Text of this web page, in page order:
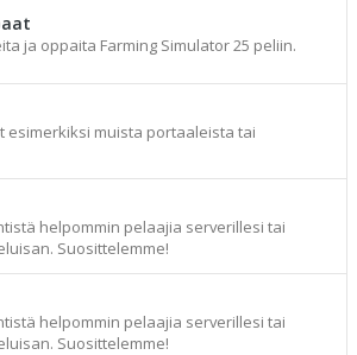
ja oppaita Farming Simulator 25 peliin.
esimerkiksi muista portaaleista tai
helpommin pelaajia serverillesi tai
Suosittelemme!
helpommin pelaajia serverillesi tai
Suosittelemme!